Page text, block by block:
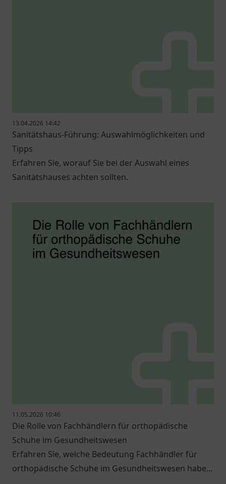
13.04.2026 14:42
Sanitätshaus-Führung: Auswahlmöglichkeiten und
Tipps
Erfahren Sie, worauf Sie bei der Auswahl eines
Sanitätshauses achten sollten.
11.05.2026 10:46
Die Rolle von Fachhändlern für orthopädische
Schuhe im Gesundheitswesen
Erfahren Sie, welche Bedeutung Fachhändler für
orthopädische Schuhe im Gesundheitswesen haben